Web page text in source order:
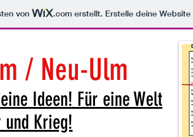
von .com erstellt. Erstelle deine
/ Neu-Ulm
Ideen! Für eine Welt
Krieg!